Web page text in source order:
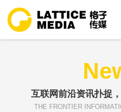
互联网前沿资讯扑捉，
THE FRONTIER